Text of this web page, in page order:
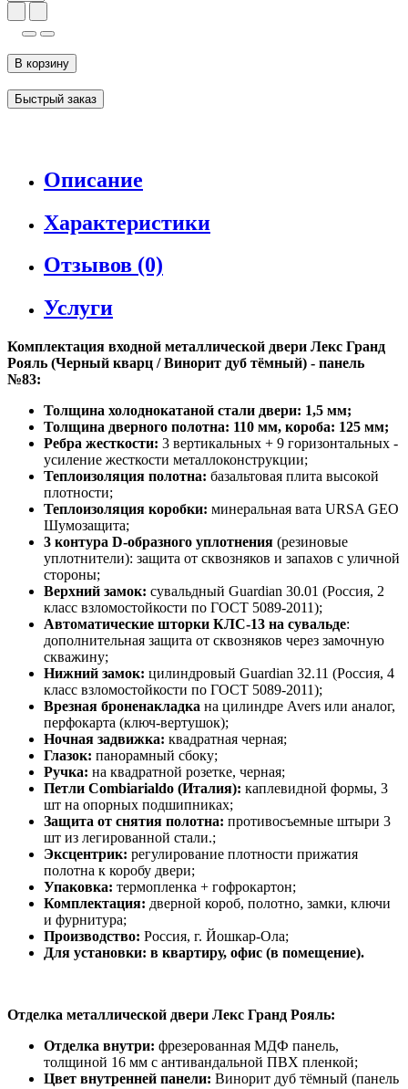
В корзину
Быстрый заказ
Описание
Характеристики
Отзывов (0)
Услуги
Комплектация входной металлической двери Лекс Гранд
Рояль (Черный кварц / Винорит дуб тёмный) - панель
№83:
Толщина холоднокатаной стали двери: 1,5 мм;
Толщина дверного полотна: 110 мм, короба: 125 мм;
Ребра жесткости: 3 вертикальных + 9 горизонтальных -
усиление жесткости металлоконструкции;
Теплоизоляция полотна: базальтовая плита высокой
плотности;
Теплоизоляция коробки: минеральная вата URSA GEO
Шумозащита;
3 контура D-образного уплотнения (резиновые
уплотнители): защита от сквозняков и запахов с уличной
стороны;
Верхний замок: сувальдный Guardian 30.01 (Россия, 2
класс взломостойкости по ГОСТ 5089-2011);
Автоматические шторки КЛС-13 на сувальде:
дополнительная защита от сквозняков через замочную
скважину;
Нижний замок: цилиндровый Guardian 32.11 (Россия, 4
класс взломостойкости по ГОСТ 5089-2011);
Врезная броненакладка на цилиндре Avers или аналог,
перфокарта (ключ-вертушок);
Ночная задвижка: квадратная черная;
Глазок: панорамный сбоку;
Ручка: на квадратной розетке, черная;
Петли Combiarialdo (Италия): каплевидной формы, 3
шт на опорных подшипниках;
Защита от снятия полотна: противосъемные штыри 3
шт из легированной стали.;
Эксцентрик: регулирование плотности прижатия
полотна к коробу двери;
Упаковка: термопленка + гофрокартон;
Комплектация: дверной короб, полотно, замки, ключи
и фурнитура;
Производство: Россия, г. Йошкар-Ола;
Для установки: в квартиру, офис (в помещение).
Отделка металлической двери Лекс Гранд Рояль:
Отделка внутри: фрезерованная МДФ панель,
толщиной 16 мм с антивандальной ПВХ пленкой;
Цвет внутренней панели: Винорит дуб тёмный (панель